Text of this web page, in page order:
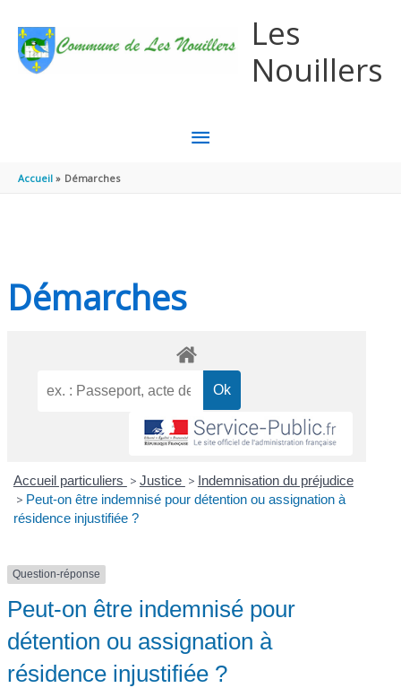
Les
Nouillers
MENU
Accueil Démarches
Démarches
Accueil particuliers > Justice > Indemnisation du préjudice
> Peut-on être indemnisé pour détention ou assignation à
résidence injustifiée ?
Question-réponse
Peut-on être indemnisé pour
détention ou assignation à
résidence injustifiée ?